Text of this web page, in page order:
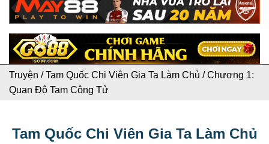
Truyện /Tam Quốc Chi Viên Gia Ta Làm Chủ /Chương 1:
Quan Độ Tam Công Tử
Tam Quốc Chi Viên Gia Ta Làm Chủ